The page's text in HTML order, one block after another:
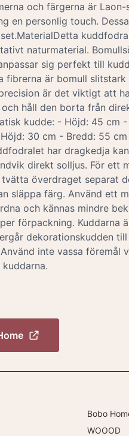
och färgerna är
en personlig touch.
naturmaterial.
sig perfekt till
fibrerna är bomull
är det viktigt att
håll den borta från
kudde: - Höjd: 45 cm
30 cm - Bredd: 55
har dragkedja
direkt solljus. För ett
överdraget separat
släppa färg. Använd ett
och kännas mindre
förpackning. Kuddarna
dekorationskudden
inte vassa föremål
Bobo
WOOOD